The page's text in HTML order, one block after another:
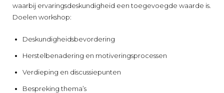
waarbij ervaringsdeskundigheid een toegevoegde waarde is.
Doelen workshop:
Deskundigheidsbevordering
Herstelbenadering en motiveringsprocessen
Verdieping en discussiepunten
Bespreking thema’s